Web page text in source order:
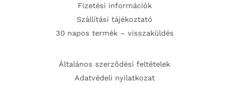
Fizetési információk
Szállítási tájékoztató
30 napos termék – visszaküldés
Általános szerződési feltételek
Adatvédeli nyilatkozat